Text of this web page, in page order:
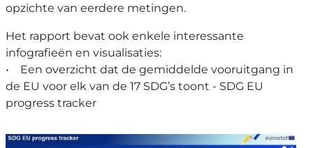
opzichte van eerdere metingen.
Het rapport bevat ook enkele interessante
infografieën en visualisaties:
• Een overzicht dat de gemiddelde vooruitgang in
de EU voor elk van de 17 SDG’s toont - SDG EU
progress tracker